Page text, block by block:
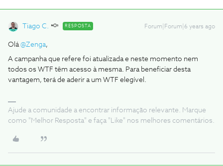
Tiago C. RESPOSTA Forum|Forum|6 years ago
Olá@Zenga,
A campanha que refere foi atualizada e neste momento nem
todos os WTF têm acesso à mesma. Para beneficiar desta
vantagem, terá de aderir a um WTF elegível.
Ajude a comunidade a encontrar informação relevante. Marque
como "Melhor Resposta" e faça "Like" nos melhores comentários.